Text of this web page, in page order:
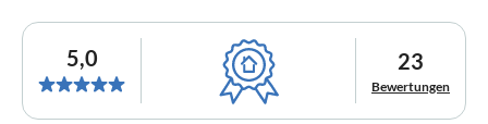
5,0 23
Bewertungen